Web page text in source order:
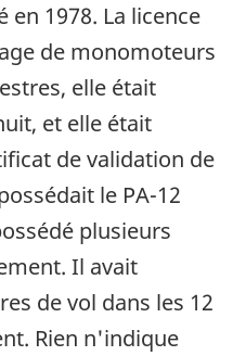
en 1978. La licence
de monomoteurs
elle était
et elle était
de validation de
le PA-12
plusieurs
Il avait
de vol dans les 12
Rien n'indique